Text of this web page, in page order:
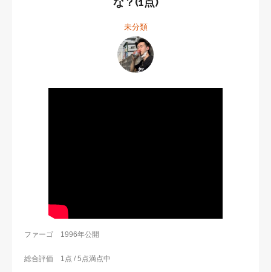
未分類
ファーゴ 1996年公開
総合評価 1点 / 5点満点中